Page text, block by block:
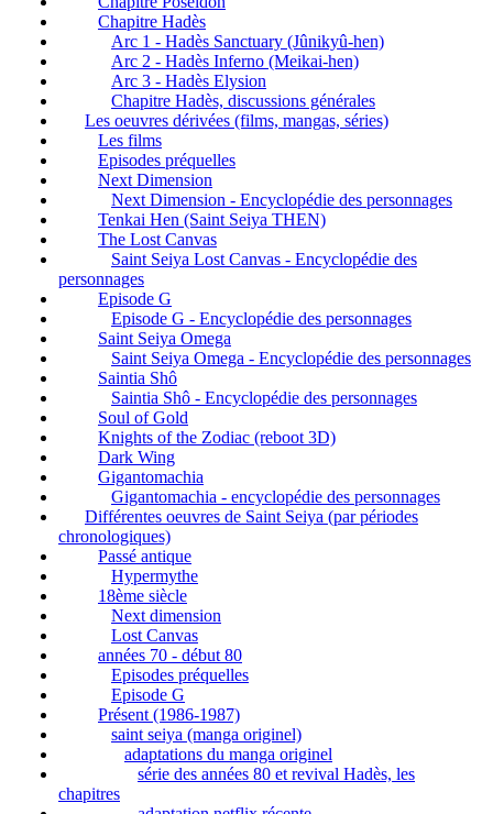
Chapitre Hadès
Arc 1 - Hadès Sanctuary (Jûnikyû-hen)
Arc 2 - Hadès Inferno (Meikai-hen)
Arc 3 - Hadès Elysion
Chapitre Hadès, discussions générales
Les oeuvres dérivées (films, mangas, séries)
Les films
Episodes préquelles
Next Dimension
Next Dimension - Encyclopédie des personnages
Tenkai Hen (Saint Seiya THEN)
The Lost Canvas
Saint Seiya Lost Canvas - Encyclopédie des
personnages
Episode G
Episode G - Encyclopédie des personnages
Saint Seiya Omega
Saint Seiya Omega - Encyclopédie des personnages
Saintia Shô
Saintia Shô - Encyclopédie des personnages
Soul of Gold
Knights of the Zodiac (reboot 3D)
Dark Wing
Gigantomachia
Gigantomachia - encyclopédie des personnages
Différentes oeuvres de Saint Seiya (par périodes
chronologiques)
Passé antique
Hypermythe
18ème siècle
Next dimension
Lost Canvas
années 70 - début 80
Episodes préquelles
Episode G
Présent (1986-1987)
saint seiya (manga originel)
adaptations du manga originel
série des années 80 et revival Hadès, les
chapitres